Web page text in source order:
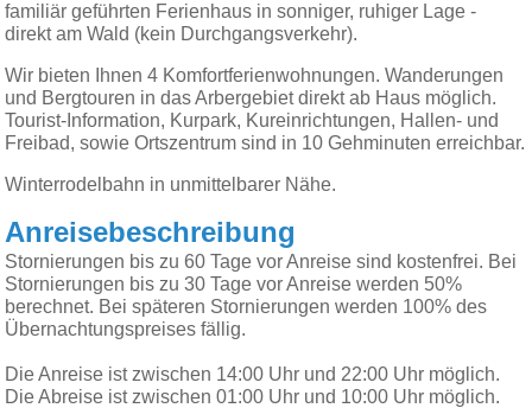
familiär geführten Ferienhaus in sonniger, ruhiger Lage -
direkt am Wald (kein Durchgangsverkehr).
Wir bieten Ihnen 4 Komfortferienwohnungen. Wanderungen
und Bergtouren in das Arbergebiet direkt ab Haus möglich.
Tourist-Information, Kurpark, Kureinrichtungen, Hallen- und
Freibad, sowie Ortszentrum sind in 10 Gehminuten erreichbar.
Winterrodelbahn in unmittelbarer Nähe.
Anreisebeschreibung
Stornierungen bis zu 60 Tage vor Anreise sind kostenfrei. Bei
Stornierungen bis zu 30 Tage vor Anreise werden 50%
berechnet. Bei späteren Stornierungen werden 100% des
Übernachtungspreises fällig.
Die Anreise ist zwischen 14:00 Uhr und 22:00 Uhr möglich.
Die Abreise ist zwischen 01:00 Uhr und 10:00 Uhr möglich.